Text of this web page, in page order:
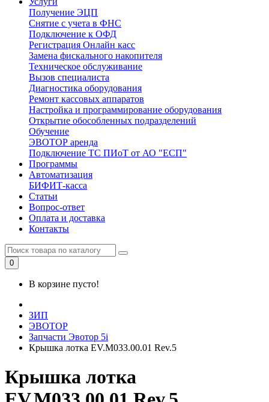
Получение ЭЦП
Снятие с учета в ФНС
Подключение к ОФД
Регистрация Онлайн касс
Замена фискального накопителя
Техническое обслуживание
Вызов специалиста
Диагностика оборудования
Ремонт кассовых аппаратов
Настройка и программирование оборудования
Открытие обособленных подразделений
Обучение
ЭВОТОР аренда
Подключение ТС ПИоТ от АО "ЕСП"
Программы
Автоматизация
БИФИТ-касса
Статьи
Вопрос-ответ
Оплата и доставка
Контакты
0
В корзине пусто!
ЗИП
ЭВОТОР
Запчасти Эвотор 5i
Крышка лотка EV.M033.00.01 Rev.5
Крышка лотка